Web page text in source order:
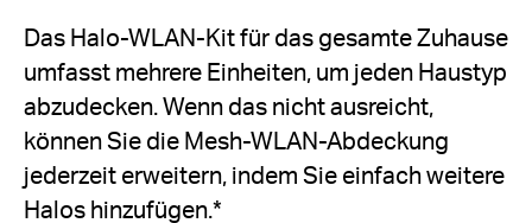
Das Halo-WLAN-Kit für das gesamte Zuhause
umfasst mehrere Einheiten, um jeden Haustyp
abzudecken. Wenn das nicht ausreicht,
können Sie die Mesh-WLAN-Abdeckung
jederzeit erweitern, indem Sie einfach weitere
Halos hinzufügen.*